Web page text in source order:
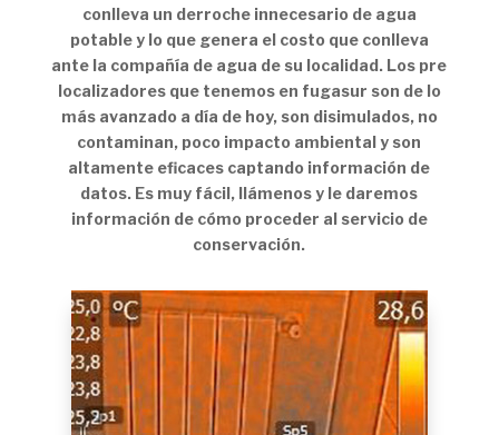
conlleva un derroche innecesario de agua
potable y lo que genera el costo que conlleva
ante la compañía de agua de su localidad. Los pre
localizadores que tenemos en fugasur son de lo
más avanzado a día de hoy, son disimulados, no
contaminan, poco impacto ambiental y son
altamente eficaces captando información de
datos. Es muy fácil, llámenos y le daremos
información de cómo proceder al servicio de
conservación.